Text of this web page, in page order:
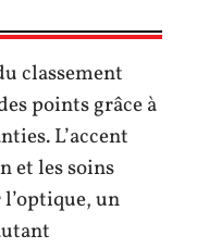
classement
points grâce à
L’accent
et les soins
un